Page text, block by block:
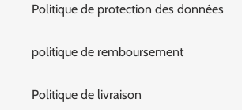
Politique de protection des données
politique de remboursement
Politique de livraison